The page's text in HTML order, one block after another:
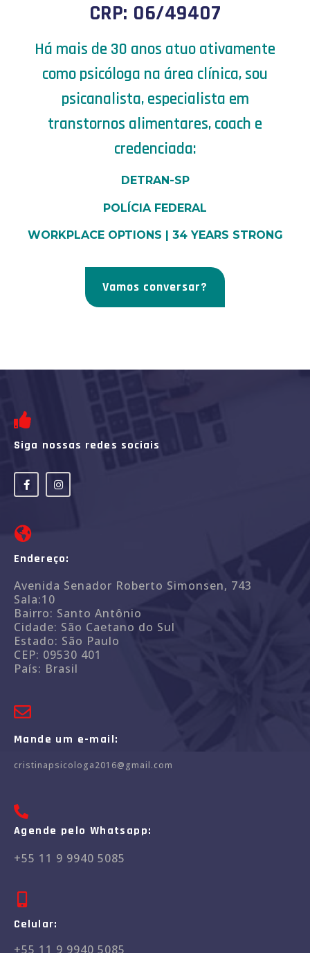
CRP: 06/49407
Há mais de 30 anos atuo ativamente
como psicóloga na área clínica, sou
psicanalista, especialista em
transtornos alimentares, coach e
credenciada:
DETRAN-SP
POLÍCIA FEDERAL
WORKPLACE OPTIONS | 34 YEARS STRONG
Vamos conversar?
Siga nossas redes sociais
Endereço:
Avenida Senador Roberto Simonsen, 743
Sala:10
Bairro: Santo Antônio
Cidade: São Caetano do Sul
Estado: São Paulo
CEP: 09530 401
País: Brasil
Mande um e-mail:
cristinapsicologa2016@gmail.com
Agende pelo Whatsapp:
+55 11 9 9940 5085
Celular:
+55 11 9 9940 5085